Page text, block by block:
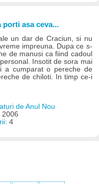
asa ceva...
un dar de Craciun, si nu
impreuna. Dupa ce s-
de manusi ca fiind cadoul
Insotit de sora mai
a cumparat o pereche de
de chiloti. In timp ce-i
de Anul Nou
2006
4